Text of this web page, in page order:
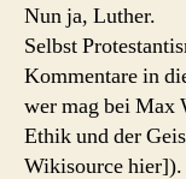
Nun ja, Luther.
Selbst
Kommentare in
wer mag bei Max
Ethik und der
Wikisource hier]).